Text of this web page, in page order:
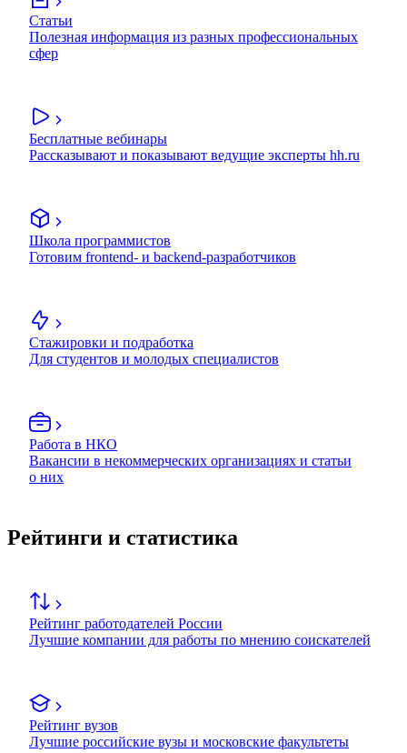
Статьи
Полезная информация из разных профессиональных
сфер
Бесплатные вебинары
Рассказывают и показывают ведущие эксперты hh.ru
Школа программистов
Готовим frontend- и backend-разработчиков
Стажировки и подработка
Для студентов и молодых специалистов
Работа в НКО
Вакансии в некоммерческих организациях и статьи
о них
Рейтинги и статистика
Рейтинг работодателей России
Лучшие компании для работы по мнению соискателей
Рейтинг вузов
Лучшие российские вузы и московские факультеты